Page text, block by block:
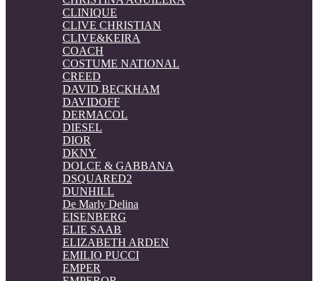
CLINIQUE
CLIVE CHRISTIAN
CLIVE&KEIRA
COACH
COSTUME NATIONAL
CREED
DAVID BECKHAM
DAVIDOFF
DERMACOL
DIESEL
DIOR
DKNY
DOLCE & GABBANA
DSQUARED2
DUNHILL
De Marly Delina
EISENBERG
ELIE SAAB
ELIZABETH ARDEN
EMILIO PUCCI
EMPER